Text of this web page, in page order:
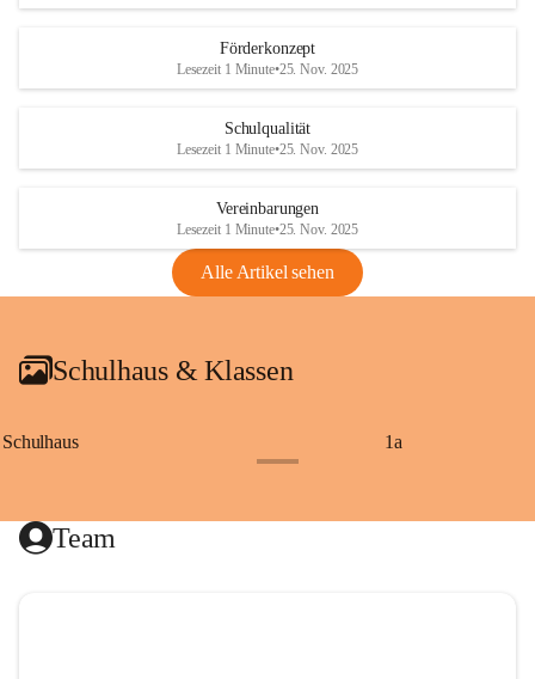
Förderkonzept
Lesezeit 1 Minute•25. Nov. 2025
Schulqualität
Lesezeit 1 Minute•25. Nov. 2025
Vereinbarungen
Lesezeit 1 Minute•25. Nov. 2025
Alle Artikel sehen
Schulhaus & Klassen
Schulhaus 1a
Team